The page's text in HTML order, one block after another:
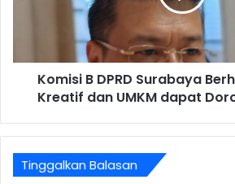
Komisi B DPRD Surabaya
Kreatif dan UMKM dapat
Tinggalkan Balasan